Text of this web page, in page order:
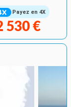
Payez en 4X
530 €